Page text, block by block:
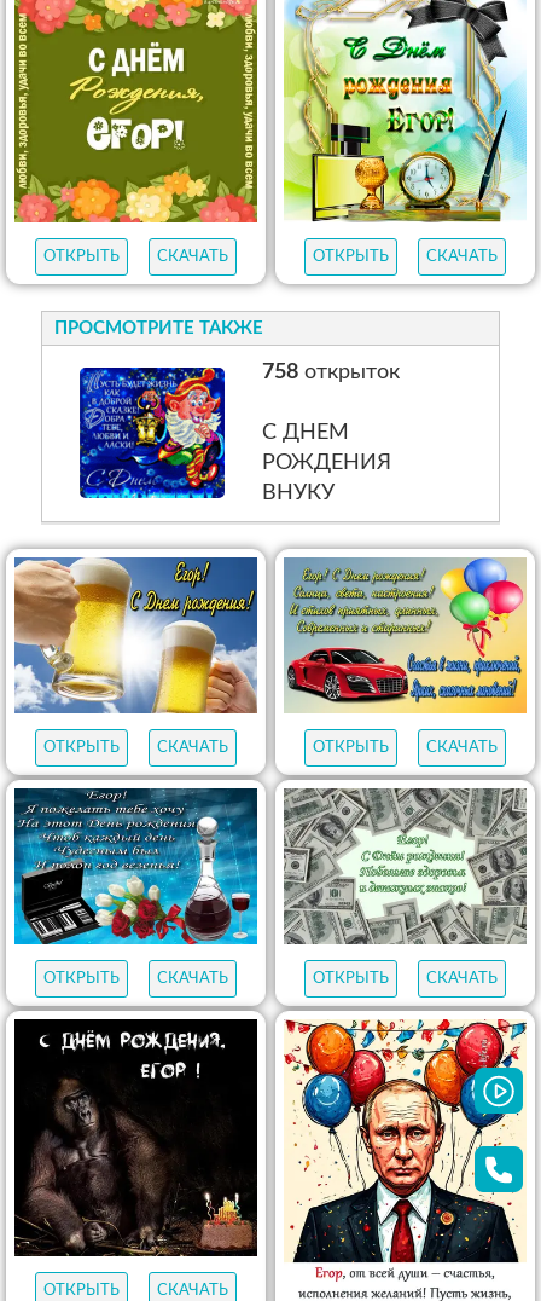
ОТКРЫТЬ СКАЧАТЬ
ОТКРЫТЬ СКАЧАТЬ
ОТКРЫТЬ СКАЧАТЬ
ОТКРЫТЬ СКАЧАТЬ
ОТКРЫТЬ СКАЧАТЬ ОТКРЫТЬ СКАЧАТЬ
ПРОСМОТРИТЕ ТАКЖЕ
758 открыток
С ДНЕМ
РОЖДЕНИЯ
ВНУКУ